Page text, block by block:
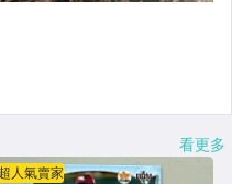
看更多
超人氣賣家